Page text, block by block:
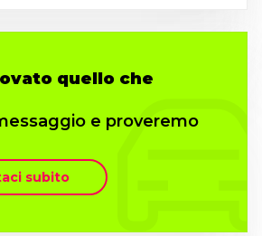
quello che
e proveremo
subito